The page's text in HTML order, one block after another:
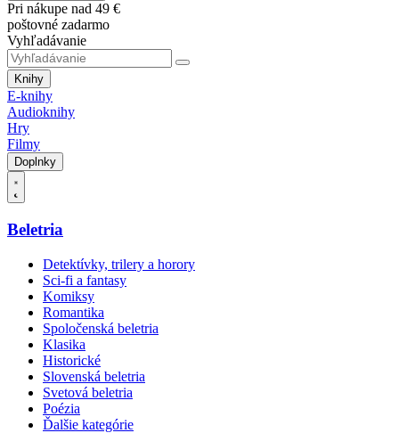
Pri nákupe nad 49 €
poštovné zadarmo
Vyhľadávanie
Knihy
E-knihy
Audioknihy
Hry
Filmy
Doplnky
Beletria
Detektívky, trilery a horory
Sci-fi a fantasy
Komiksy
Romantika
Spoločenská beletria
Klasika
Historické
Slovenská beletria
Svetová beletria
Poézia
Ďalšie kategórie